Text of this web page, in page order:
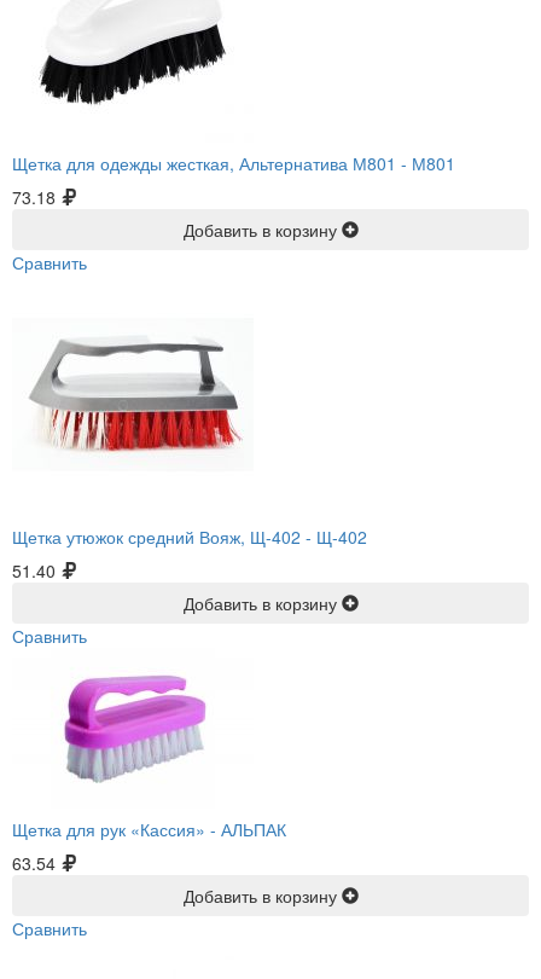
Щетка для одежды жесткая, Альтернатива М801 - М801
73.18
Добавить в корзину
Сравнить
Щетка утюжок средний Вояж, Щ-402 - Щ-402
51.40
Добавить в корзину
Сравнить
Щетка для рук «Кассия» - АЛЬПАК
63.54
Добавить в корзину
Сравнить